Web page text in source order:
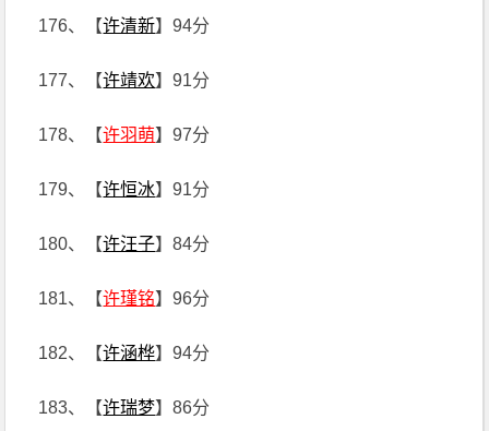
176、【许清新】94分
177、【许靖欢】91分
178、【许羽萌】97分
179、【许恒冰】91分
180、【许汪子】84分
181、【许瑾铭】96分
182、【许涵桦】94分
183、【许瑞梦】86分